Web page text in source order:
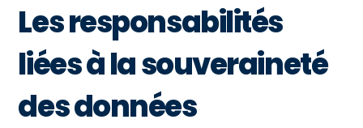
Les responsabilités
liées à la souveraineté
des données